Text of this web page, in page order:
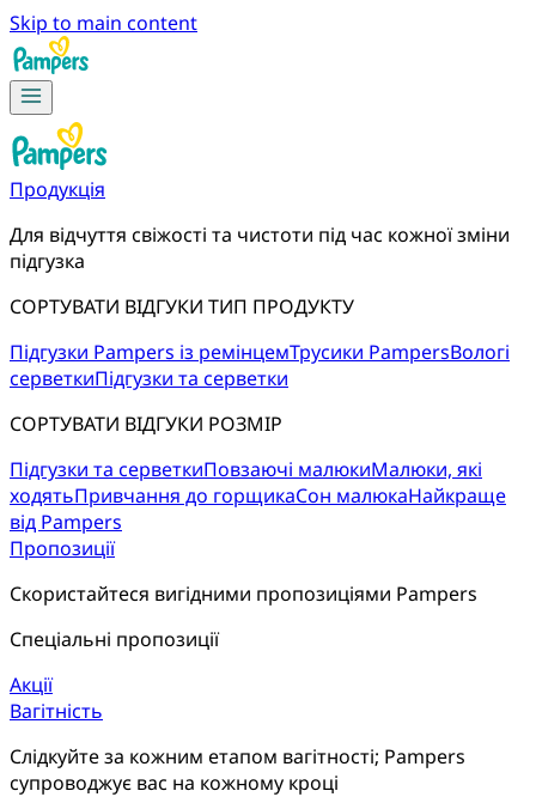
Skip to main content
Продукція
Для відчуття свіжості та чистоти під час кожної зміни
підгузка
СОРТУВАТИ ВІДГУКИ ТИП ПРОДУКТУ
Підгузки Pampers із ремінцемТрусики PampersВологі
серветкиПідгузки та серветки
СОРТУВАТИ ВІДГУКИ РОЗМІР
Підгузки та серветкиПовзаючі малюкиМалюки, які
ходятьПривчання до горщикаСон малюкаНайкраще
від Pampers
Пропозиції
Скористайтеся вигідними пропозиціями Pampers
Спеціальні пропозиції
Акції
Вагітність
Слідкуйте за кожним етапом вагітності; Pampers
супроводжує вас на кожному кроці